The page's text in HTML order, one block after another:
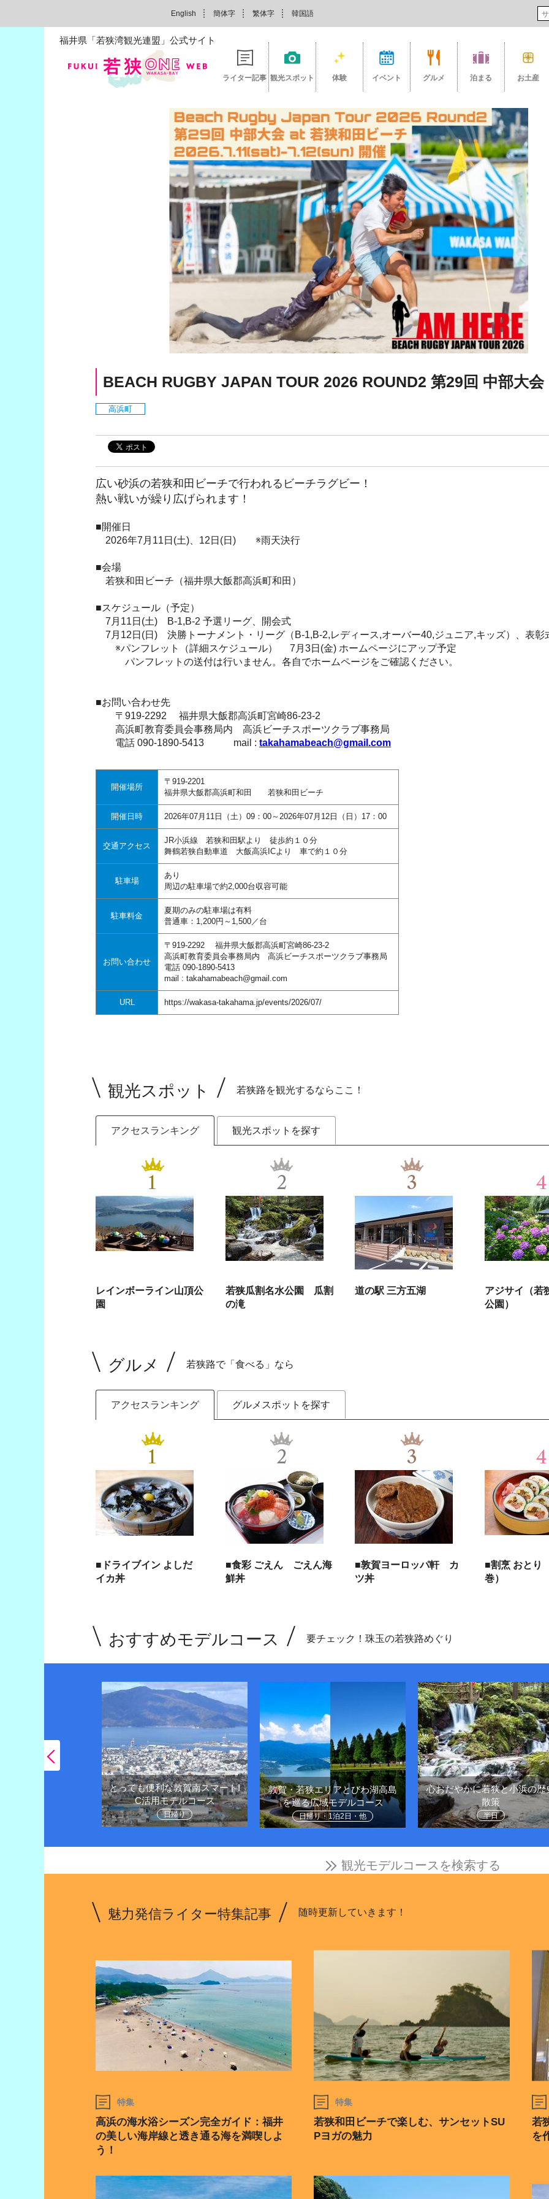
English 簡体字 繁体字 韓国語
福井県「若狭湾観光連盟」公式サイト
ライター記事 観光スポット 体験 イベント グルメ 泊まる お土産
BEACH RUGBY JAPAN TOUR 2026 ROUND2 第29回 中部大会
高浜町
広い砂浜の若狭和田ビーチで行われるビーチラグビー！
熱い戦いが繰り広げられます！
■開催日
2026年7月11日(土)、12日(日) ※雨天決行
■会場
若狭和田ビーチ（福井県大飯郡高浜町和田）
■スケジュール（予定）
7月11日(土) B-1,B-2 予選リーグ、開会式
7月12日(日) 決勝トーナメント・リーグ（B-1,B-2,レディース,オーバー40,ジュニア,キッズ）、表彰
※パンフレット（詳細スケジュール） 7月3日(金) ホームページにアップ予定
パンフレットの送付は行いません。各自でホームページをご確認ください。
■お問い合わせ先
〒919-2292 福井県大飯郡高浜町宮崎86-23-2
高浜町教育委員会事務局内 高浜ビーチスポーツクラブ事務局
電話 090-1890-5413 mail : takahamabeach@gmail.com
開催場所
〒919-2201
福井県大飯郡高浜町和田 若狭和田ビーチ
開催日時 2026年07月11日（土）09：00～2026年07月12日（日）17：00
交通アクセス
JR小浜線 若狭和田駅より 徒歩約１０分
舞鶴若狭自動車道 大飯高浜ICより 車で約１０分
駐車場
あり
周辺の駐車場で約2,000台収容可能
駐車料金
夏期のみの駐車場は有料
普通車：1,200円～1,500／台
お問い合わせ
〒919-2292 福井県大飯郡高浜町宮崎86-23-2
高浜町教育委員会事務局内 高浜ビーチスポーツクラブ事務局
電話 090-1890-5413
mail : takahamabeach@gmail.com
URL https://wakasa-takahama.jp/events/2026/07/
観光スポット 若狭路を観光するならここ！
アクセスランキング 観光スポットを探す
1
レインボーライン山頂公
園
2
若狭瓜割名水公園 瓜割
の滝
3
道の駅 三方五湖
4
アジサイ（若
公園）
グルメ 若狭路で「食べる」なら
アクセスランキング グルメスポットを探す
1
■ドライブイン よしだ
イカ丼
2
■食彩 ごえん ごえん海
鮮丼
3
■敦賀ヨーロッパ軒 カ
ツ丼
4
■割烹 おとり
巻）
おすすめモデルコース 要チェック！珠玉の若狭路めぐり
とっても便利な敦賀南スマートI
C活用モデルコース
日帰り
敦賀・若狭エリアとびわ湖高島
を巡る広域モデルコース
日帰り・1泊2日・他
心おだやかに若狭と小浜の歴
散策
半日
観光モデルコースを検索する
魅力発信ライター特集記事 随時更新していきます！
特集
高浜の海水浴シーズン完全ガイド：福井
の美しい海岸線と透き通る海を満喫しよ
う！
特集
若狭和田ビーチで楽しむ、サンセットSU
Pヨガの魅力
若
を